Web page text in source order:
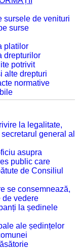
sursele de venituri
surse
platilor
drepturilor
potrivit
alte drepturi
normative
la legalitate,
general al
asupra
public care
de Consiliul
se consemnează,
de vedere
la ședinele
ale ședințelor